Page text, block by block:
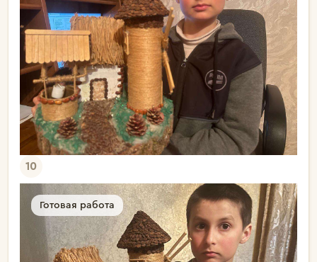
10
Готовая работа